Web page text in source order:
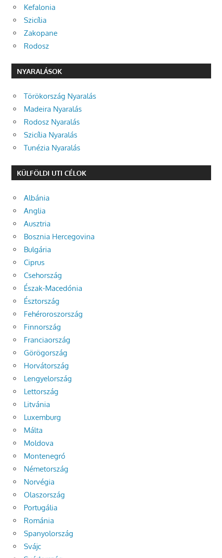
Kefalonia
Szicília
Zakopane
Rodosz
NYARALÁSOK
Törökország Nyaralás
Madeira Nyaralás
Rodosz Nyaralás
Szicília Nyaralás
Tunézia Nyaralás
KÜLFÖLDI UTI CÉLOK
Albánia
Anglia
Ausztria
Bosznia Hercegovina
Bulgária
Ciprus
Csehország
Észak-Macedónia
Észtország
Fehéroroszország
Finnország
Franciaország
Görögország
Horvátország
Lengyelország
Lettország
Litvánia
Luxemburg
Málta
Moldova
Montenegró
Németország
Norvégia
Olaszország
Portugália
Románia
Spanyolország
Svájc